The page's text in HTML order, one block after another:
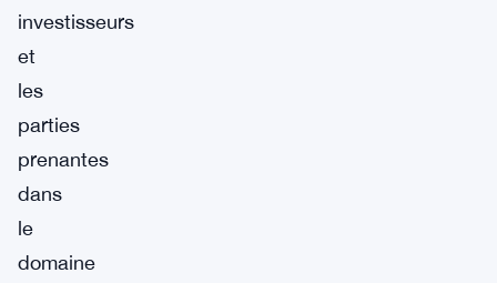
investisseurs
et
les
parties
prenantes
dans
le
domaine